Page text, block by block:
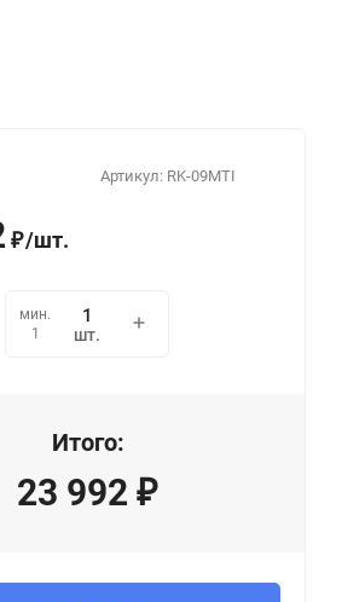
Артикул: RK-09MTI
₽/шт.
мин.
1
шт.
Итого:
23 992 ₽